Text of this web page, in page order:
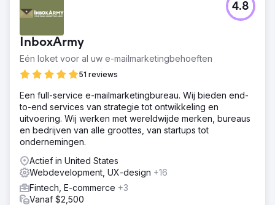
Grime Time kwam naar ons toe met een problematische
domeinnaam die was gebruikt voor een
schoonmaakbedrijf in het VK, met een aantal slechte links.
De markt voor afvalcontainerverhuur in Austin is zeer
competitief, waarbij de meeste bedrijven agressief links
opbouwen.
De site gecontroleerd en laadtijden, sitearchitectuur,
content, conversie-elementen en mobiele ervaring
verbeterd. Vervolgens voerden we een outreach-
campagne uit om hyperrelevante links te verwerven over
publicaties over woningverbetering, onroerend goed en
doe-het-zelf.
Resultaat
Grime Time heeft zijn kaarten en organische ranglijsten in
Austin en omliggende markten aanzienlijk vergroot. De
InboxArmy
Eén loket voor al uw e-mailmarketingbehoeften
51 reviews
4.8
Een full-service e-mailmarketingbureau. Wij bieden end-
to-end services van strategie tot ontwikkeling en
uitvoering. Wij werken met wereldwijde merken, bureaus
en bedrijven van alle groottes, van startups tot
ondernemingen.
Actief in United States
Webdevelopment, UX-design +16
Fintech, E-commerce +3
Vanaf $2,500